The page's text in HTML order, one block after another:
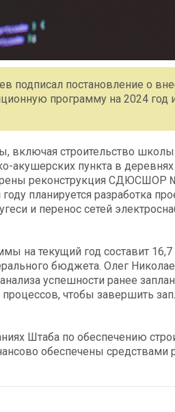
подписал постановление о
программу на 2024 год
строительство школы
акушерских пункта в
реконструкция СДЮСШОР
планируется разработка
и перенос сетей
на текущий год составит
бюджета. Олег
успешности ранее
чтобы завершить
Штаба по обеспечению
обеспечены средствами